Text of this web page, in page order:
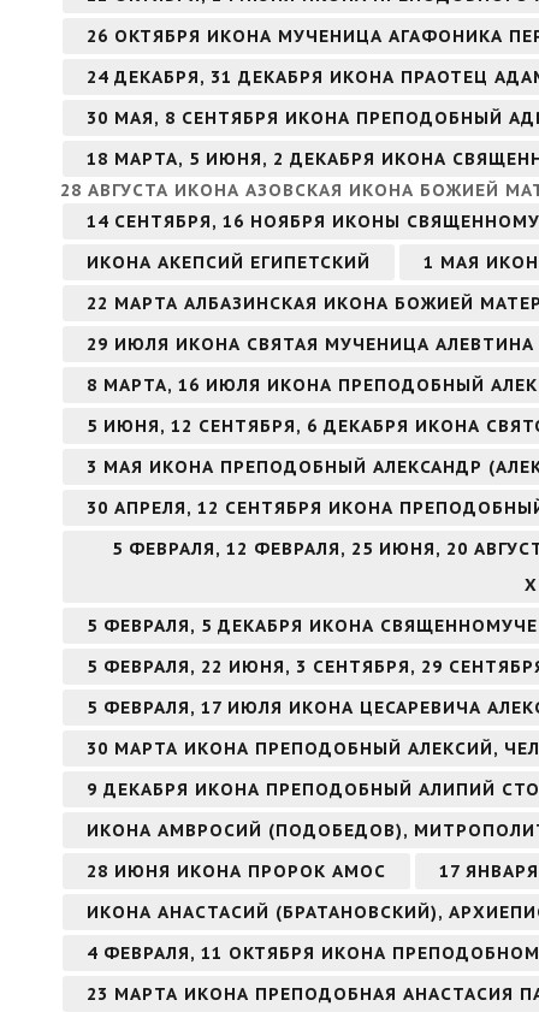
26 ОКТЯБРЯ ИКОНА МУЧЕНИЦА АГАФОНИКА
24 ДЕКАБРЯ, 31 ДЕКАБРЯ ИКОНА ПРАОТЕЦ
30 МАЯ, 8 СЕНТЯБРЯ ИКОНА ПРЕПОДОБНЫЙ
18 МАРТА, 5 ИЮНЯ, 2 ДЕКАБРЯ ИКОНА
28 АВГУСТА ИКОНА АЗОВСКАЯ ИКОНА БОЖИЕЙ
14 СЕНТЯБРЯ, 16 НОЯБРЯ ИКОНЫ
ИКОНА АКЕПСИЙ ЕГИПЕТСКИЙ
1 МАЯ
22 МАРТА АЛБАЗИНСКАЯ ИКОНА БОЖИЕЙ
29 ИЮЛЯ ИКОНА СВЯТАЯ МУЧЕНИЦА
8 МАРТА, 16 ИЮЛЯ ИКОНА ПРЕПОДОБНЫЙ
5 ИЮНЯ, 12 СЕНТЯБРЯ, 6 ДЕКАБРЯ ИКОНА
3 МАЯ ИКОНА ПРЕПОДОБНЫЙ АЛЕКСАНДР
30 АПРЕЛЯ, 12 СЕНТЯБРЯ ИКОНА
5 ФЕВРАЛЯ, 12 ФЕВРАЛЯ, 25 ИЮНЯ, 20
5 ФЕВРАЛЯ, 5 ДЕКАБРЯ ИКОНА
5 ФЕВРАЛЯ, 22 ИЮНЯ, 3 СЕНТЯБРЯ, 29
5 ФЕВРАЛЯ, 17 ИЮЛЯ ИКОНА ЦЕСАРЕВИЧА
30 МАРТА ИКОНА ПРЕПОДОБНЫЙ АЛЕКСИЙ,
9 ДЕКАБРЯ ИКОНА ПРЕПОДОБНЫЙ АЛИПИЙ
ИКОНА АМВРОСИЙ (ПОДОБЕДОВ),
28 ИЮНЯ ИКОНА ПРОРОК АМОС
17
ИКОНА АНАСТАСИЙ (БРАТАНОВСКИЙ),
4 ФЕВРАЛЯ, 11 ОКТЯБРЯ ИКОНА
23 МАРТА ИКОНА ПРЕПОДОБНАЯ АНАСТАСИЯ